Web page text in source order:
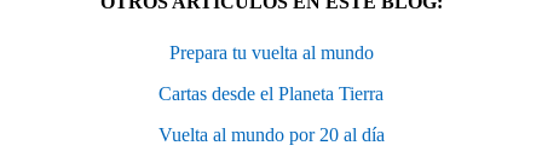
Prepara tu vuelta al mundo
Cartas desde el Planeta Tierra
Vuelta al mundo por 20 al día